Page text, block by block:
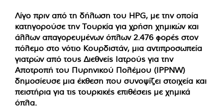
Λίγο πριν από τη δήλωση του HPG, με την οποία
κατηγορούσε την Τουρκία για χρήση χημικών και
άλλων απαγορευμένων όπλων 2.476 φορές στον
πόλεμο στο νότιο Κουρδιστάν, μια αντιπροσωπεία
γιατρών από τους Διεθνείς Ιατρούς για την
Αποτροπή του Πυρηνικού Πολέμου (IPPNW)
δημοσίευσε μια έκθεση που συνοψίζει στοιχεία και
πειστήρια για τις τουρκικές επιθέσεις με χημικά
όπλα.